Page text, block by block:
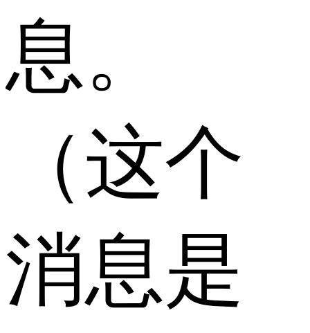
息。
（这个
消息是